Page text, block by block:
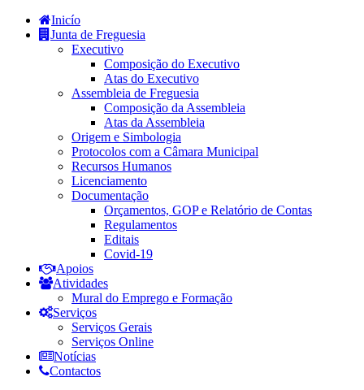
Inicío
Junta de Freguesia
Executivo
Composição do Executivo
Atas do Executivo
Assembleia de Freguesia
Composição da Assembleia
Atas da Assembleia
Origem e Simbologia
Protocolos com a Câmara Municipal
Recursos Humanos
Licenciamento
Documentação
Orçamentos, GOP e Relatório de Contas
Regulamentos
Editais
Covid-19
Apoios
Atividades
Mural do Emprego e Formação
Serviços
Serviços Gerais
Serviços Online
Notícias
Contactos